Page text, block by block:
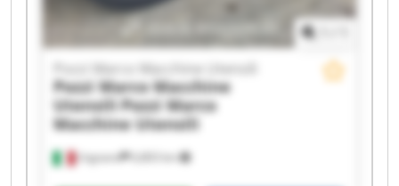
Urgnano 6,803 km
Pozzi Marco Macchine Utensili
Pozzi Marco Macchine
Utensili Pozzi Marco
Macchine Utensili